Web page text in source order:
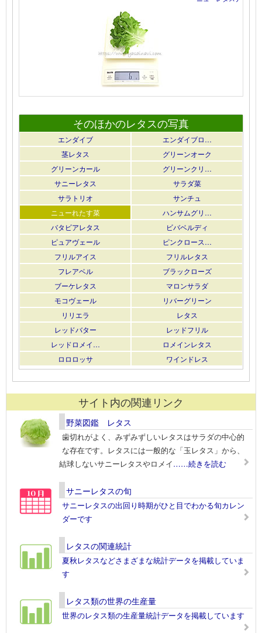
そのほかのレタスの写真
エンダイブ
エンダイブロ…
茎レタス
グリーンオーク
グリーンカール
グリーンクリ…
サニーレタス
サラダ菜
サラトリオ
サンチュ
ニューれたす菜
ハンサムグリ…
バタビアレタス
ビバベルディ
ピュアヴェール
ピンクロース…
フリルアイス
フリルレタス
フレアベル
ブラックローズ
ブーケレタス
マロンサラダ
モコヴェール
リバーグリーン
リリエラ
レタス
レッドバター
レッドフリル
レッドロメイ…
ロメインレタス
ロロロッサ
ワインドレス
サイト内の関連リンク
野菜図鑑 レタス
歯切れがよく、みずみずしいレタスはサラダの中心的
な存在です。レタスには一般的な「玉レタス」から、
結球しないサニーレタスやロメイ……続きを読む
サニーレタスの旬
サニーレタスの出回り時期がひと目でわかる旬カレン
ダーです
レタスの関連統計
夏秋レタスなどさまざまな統計データを掲載していま
す
レタス類の世界の生産量
世界のレタス類の生産量統計データを掲載しています